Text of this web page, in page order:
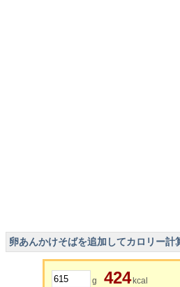
卵あんかけそばを追加してカロリー計
g 424 kcal